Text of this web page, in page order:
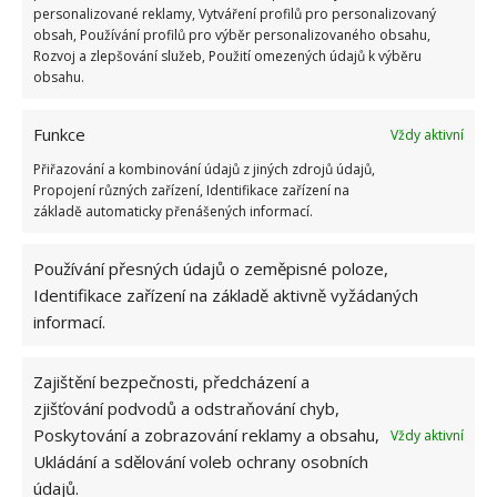
personalizované reklamy, Vytváření profilů pro personalizovaný
obsah, Používání profilů pro výběr personalizovaného obsahu,
Rozvoj a zlepšování služeb, Použití omezených údajů k výběru
obsahu.
Funkce
Vždy aktivní
Přiřazování a kombinování údajů z jiných zdrojů údajů,
Propojení různých zařízení, Identifikace zařízení na
základě automaticky přenášených informací.
Používání přesných údajů o zeměpisné poloze,
Identifikace zařízení na základě aktivně vyžádaných
informací.
Zajištění bezpečnosti, předcházení a
zjišťování podvodů a odstraňování chyb,
Poskytování a zobrazování reklamy a obsahu,
Ukládání a sdělování voleb ochrany osobních
údajů.
Vždy aktivní
v jednoduchém stylu. Právě to se však ukazuje jako
správná volba, jelikož v jednoduchosti je krása a
každý pokoj působí velmi útulným dojmem. A
celkem stylově.